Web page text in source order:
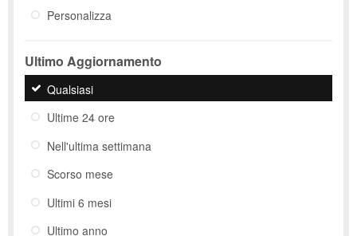
Personalizza
Ultimo Aggiornamento
Qualsiasi
Ultime 24 ore
Nell'ultima settimana
Scorso mese
Ultimi 6 mesi
Ultimo anno